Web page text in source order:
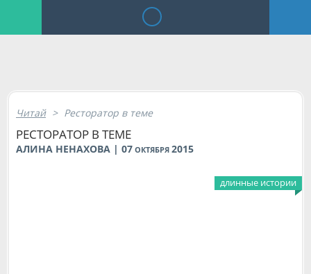
Читай > Ресторатор в теме
РЕСТОРАТОР В ТЕМЕ
АЛИНА НЕНАХОВА | 07 ОКТЯБРЯ 2015
длинные истории